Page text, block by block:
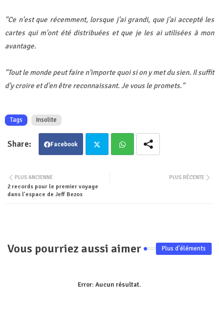
"Ce n'est que récemment, lorsque j'ai grandi, que j'ai accepté les
cartes qui m'ont été distribuées et que je les ai utilisées à mon
avantage.
"Tout le monde peut faire n'importe quoi si on y met du sien. Il suffit
d'y croire et d'en être reconnaissant. Je vous le promets."
Tags Insolite
Facebook
ter
PLUS RÉCENTE
PLUS ANCIENNE
2 records pour le premier voyage
dans l'espace de Jeff Bezos
Vous pourriez aussi aimer Plus d'éléments
Error: Aucun résultat.